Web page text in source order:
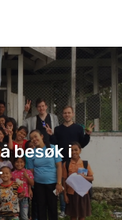
besøk i